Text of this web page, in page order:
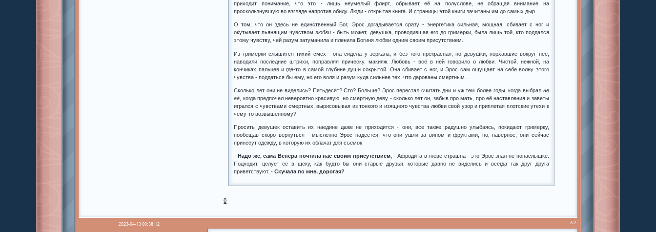
приходит понимание, что это - лишь неумелый флирт, обрывает её на полуслове, не обращая внимание на
проскользнувшую во взгляде напротив обиду. Люди - открытая книга. И страницы этой книги зачитаны им до самых дыр.
О том, что он здесь не единственный Бог, Эрос догадывается сразу - энергетика сильная, мощная, сбивает с ног и
окутывает пьянящим чувствомлюбви - быть может, девушка, проводившая его до гримерки, была лишь той, кто поддался
этому чувству, чей разум затуманила и пленила Богиня любви одним своим присутствием.
Из гримерки слышится тихий смех - она сидела у зеркала, и без того прекрасная, но девушки, порхавшие вокруг неё,
наводили последние штрихи, поправляя прическу, макияж. Любовь - всё в ней говорило о любви. Чистой, нежной, на
кончиках пальцев и где-то в самой глубине души сокрытой. Она сбивает с ног, и Эрос сам ощущает на себе волну этого
чувства - поддаться бы ему, но его воля и разум куда сильнее тех, что дарованы смертным.
Сколько лет они не виделись? Пятьдесят? Сто? Больше? Эрос перестал считать дни и уж тем более годы, когда выбрал не
её , когда предпочел невероятно красивую, но смертную деву - сколько лет он, забыв про мать, про её наставления и заветы
игрался с чувствами смертных, вырисовывая из тонкого и изящного чувства любви свой узор и приплетая плотские утехи к
чему-то возвышенному?
Просить девушек оставить их наедине даже не приходится - они, все также радушно улыбаясь, покидают гримерку,
пообещав скоро вернуться - мысленно Эрос надеется, что они ушли за вином и фруктами, но, наверное, они сейчас
принесут одежду, в которую их облачат для съемок.
-Надо же, сама Венера почтила нас своим присутствием,- Афродита в гневе страшна - это Эрос знал не понаслышке.
Подходит, целует её в щеку, как будто бы они старые друзья, которые давно не виделись и всегда так друг друга
приветствуют. -Скучала по мне, дорогая?
0
32
2023-04-13 00:38:12